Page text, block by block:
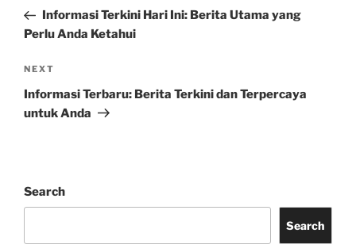
PostInformasi Terkini Hari Ini: Berita Utama yang
Perlu Anda Ketahui
Next
Post
NEXT
Informasi Terbaru: Berita Terkini dan Terpercaya
untuk Anda
Search
Search